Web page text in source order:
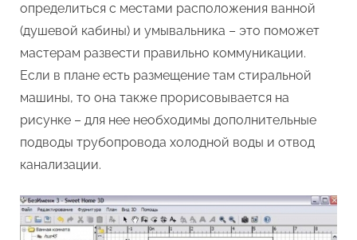
определиться с местами расположения ванной
(душевой кабины) и умывальника – это поможет
мастерам развести правильно коммуникации.
Если в плане есть размещение там стиральной
машины, то она также прорисовывается на
рисунке – для нее необходимы дополнительные
подводы трубопровода холодной воды и отвод
канализации.